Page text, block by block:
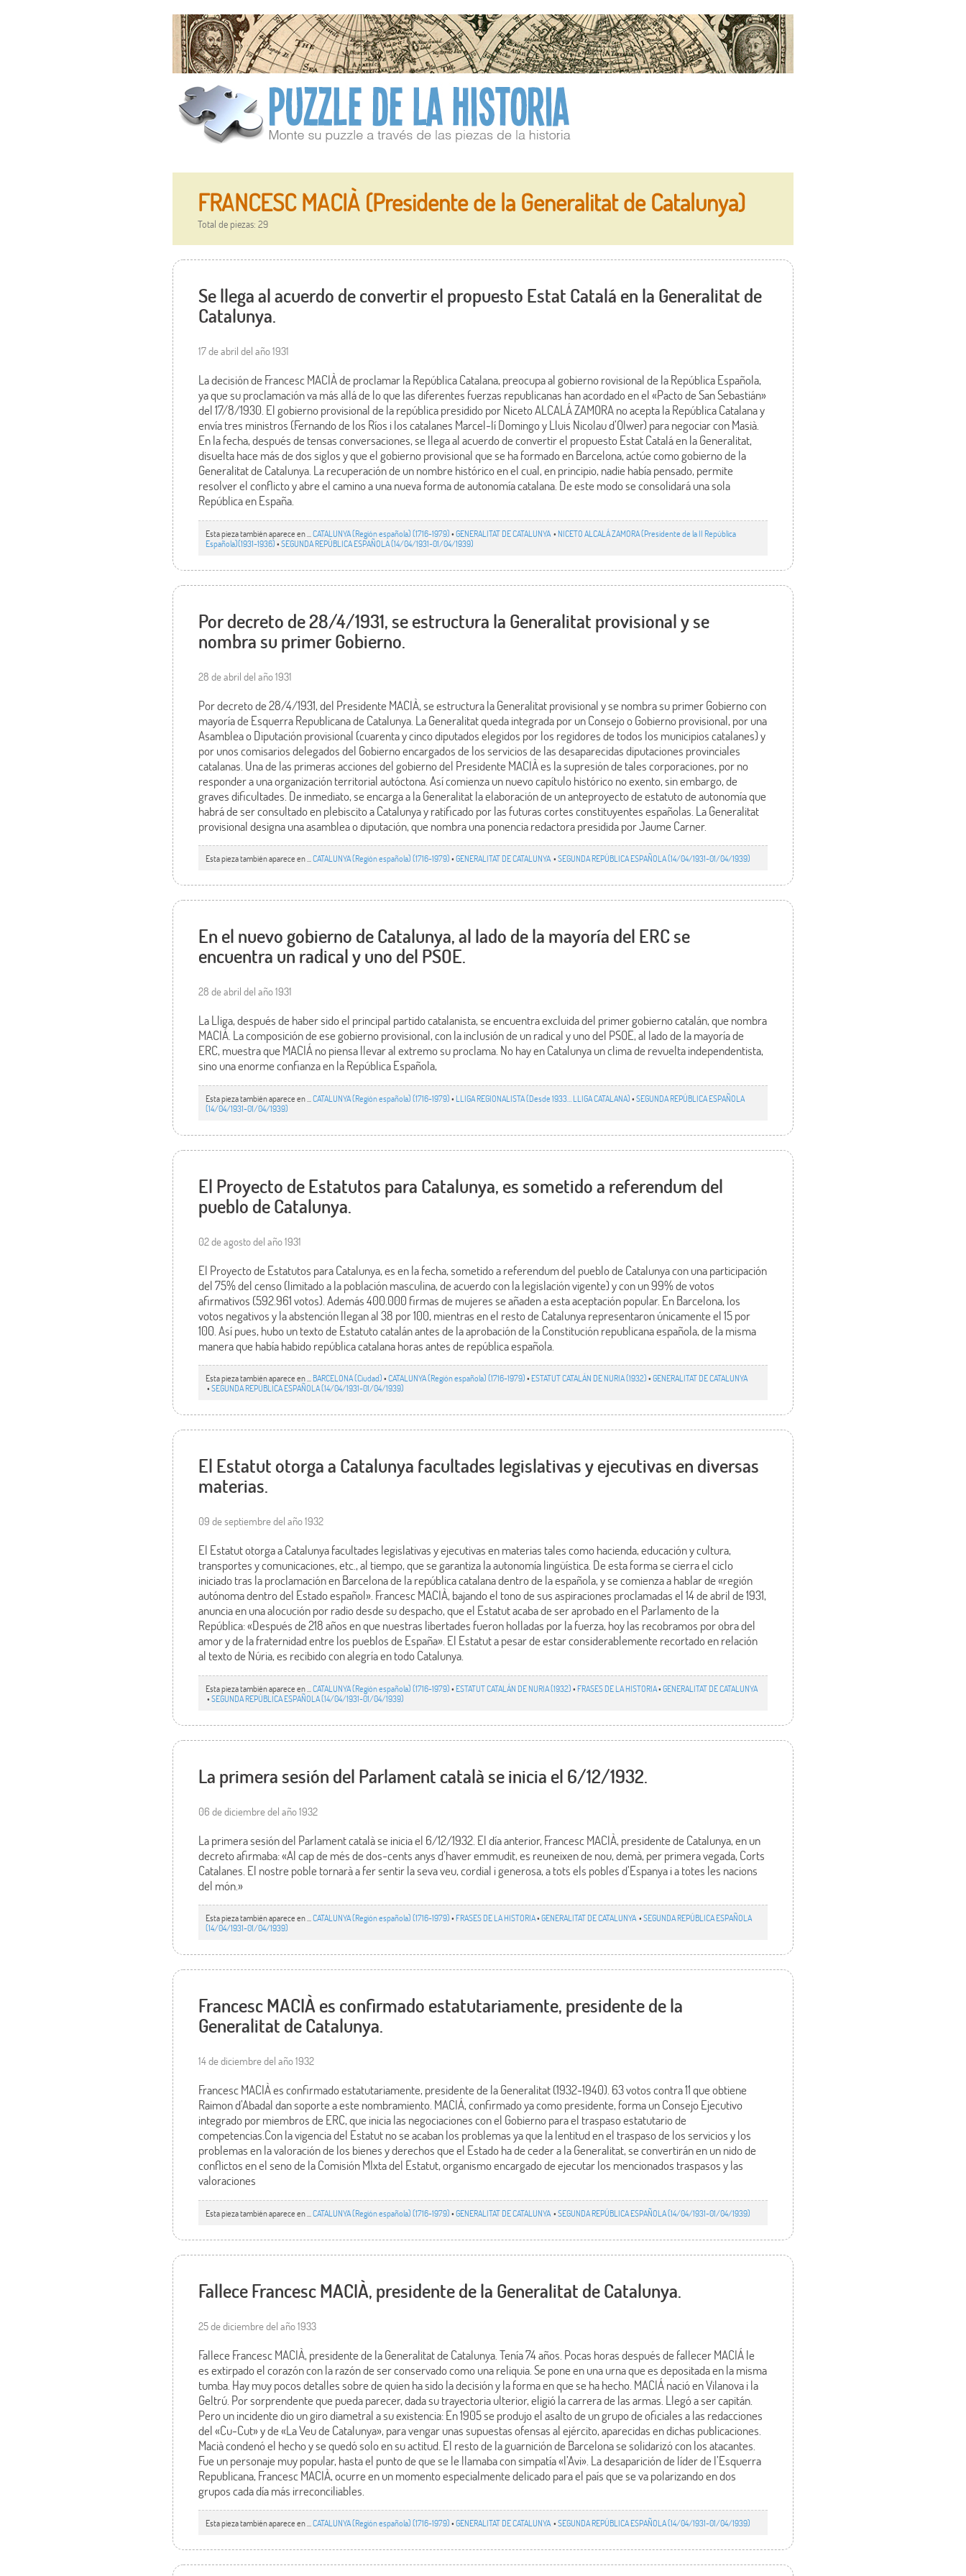
FRANCESC MACIÀ (Presidente de la Generalitat de Catalunya)
Total de piezas: 29
Se llega al acuerdo de convertir el propuesto Estat Catalá en la Generalitat de
Catalunya.
17 de abril del año 1931
La decisión de Francesc MACIÀ de proclamar la República Catalana, preocupa al gobierno rovisional de la República Española,
ya que su proclamación va más allá de lo que las diferentes fuerzas republicanas han acordado en el «Pacto de San Sebastián»
del 17/8/1930. El gobierno provisional de la república presidido por Niceto ALCALÁ ZAMORA no acepta la República Catalana y
envía tres ministros (Fernando de los Ríos i los catalanes Marcel-lí Domingo y Lluis Nicolau d’Olwer) para negociar con Masià.
En la fecha, después de tensas conversaciones, se llega al acuerdo de convertir el propuesto Estat Catalá en la Generalitat,
disuelta hace más de dos siglos y que el gobierno provisional que se ha formado en Barcelona, actúe como gobierno de la
Generalitat de Catalunya. La recuperación de un nombre histórico en el cual, en principio, nadie había pensado, permite
resolver el conflicto y abre el camino a una nueva forma de autonomía catalana. De este modo se consolidará una sola
República en España.
Esta pieza también aparece en ...CATALUNYA (Región española) (1716-1979)•GENERALITAT DE CATALUNYA • NICETO ALCALÁ ZAMORA (Presidente de la II República
Española)(1931-1936)•SEGUNDA REPÚBLICA ESPAÑOLA (14/04/1931-01/04/1939)
Por decreto de 28/4/1931, se estructura la Generalitat provisional y se
nombra su primer Gobierno.
28 de abril del año 1931
Por decreto de 28/4/1931, del Presidente MACIÀ, se estructura la Generalitat provisional y se nombra su primer Gobierno con
mayoría de Esquerra Republicana de Catalunya. La Generalitat queda integrada por un Consejo o Gobierno provisional, por una
Asamblea o Diputación provisional (cuarenta y cinco diputados elegidos por los regidores de todos los municipios catalanes) y
por unos comisarios delegados del Gobierno encargados de los servicios de las desaparecidas diputaciones provinciales
catalanas. Una de las primeras acciones del gobierno del Presidente MACIÀ es la supresión de tales corporaciones, por no
responder a una organización territorial autóctona. Así comienza un nuevo capítulo histórico no exento, sin embargo, de
graves dificultades. De inmediato, se encarga a la Generalitat la elaboración de un anteproyecto de estatuto de autonomía que
habrá de ser consultado en plebiscito a Catalunya y ratificado por las futuras cortes constituyentes españolas. La Generalitat
provisional designa una asamblea o diputación, que nombra una ponencia redactora presidida por Jaume Carner.
Esta pieza también aparece en ...CATALUNYA (Región española) (1716-1979)•GENERALITAT DE CATALUNYA•SEGUNDA REPÚBLICA ESPAÑOLA (14/04/1931-01/04/1939)
En el nuevo gobierno de Catalunya, al lado de la mayoría del ERC se
encuentra un radical y uno del PSOE.
28 de abril del año 1931
La Lliga, después de haber sido el principal partido catalanista, se encuentra excluida del primer gobierno catalán, que nombra
MACIÁ. La composición de ese gobierno provisional, con la inclusión de un radical y uno del PSOE, al lado de la mayoría de
ERC, muestra que MACIÁ no piensa llevar al extremo su proclama. No hay en Catalunya un clima de revuelta independentista,
sino una enorme confianza en la República Española,
Esta pieza también aparece en ...CATALUNYA (Región española) (1716-1979)• LLIGA REGIONALISTA (Desde 1933… LLIGA CATALANA)•SEGUNDA REPÚBLICA ESPAÑOLA
(14/04/1931-01/04/1939)
El Proyecto de Estatutos para Catalunya, es sometido a referendum del
pueblo de Catalunya.
02 de agosto del año 1931
El Proyecto de Estatutos para Catalunya, es en la fecha, sometido a referendum del pueblo de Catalunya con una participación
del 75% del censo (limitado a la población masculina, de acuerdo con la legislación vigente) y con un 99% de votos
afirmativos (592.961 votos). Además 400.000 firmas de mujeres se añaden a esta aceptación popular. En Barcelona, los
votos negativos y la abstención llegan al 38 por 100, mientras en el resto de Catalunya representaron únicamente el 15 por
100. Así pues, hubo un texto de Estatuto catalán antes de la aprobación de la Constitución republicana española, de la misma
manera que había habido república catalana horas antes de república española.
Esta pieza también aparece en ...BARCELONA (Ciudad)•CATALUNYA (Región española) (1716-1979)• ESTATUT CATALÁN DE NURIA (1932)•GENERALITAT DE CATALUNYA
•SEGUNDA REPÚBLICA ESPAÑOLA (14/04/1931-01/04/1939)
El Estatut otorga a Catalunya facultades legislativas y ejecutivas en diversas
materias.
09 de septiembre del año 1932
El Estatut otorga a Catalunya facultades legislativas y ejecutivas en materias tales como hacienda, educación y cultura,
transportes y comunicaciones, etc., al tiempo, que se garantiza la autonomía lingüística. De esta forma se cierra el ciclo
iniciado tras la proclamación en Barcelona de la república catalana dentro de la española, y se comienza a hablar de «región
autónoma dentro del Estado español». Francesc MACIÀ, bajando el tono de sus aspiraciones proclamadas el 14 de abril de 1931,
anuncia en una alocución por radio desde su despacho, que el Estatut acaba de ser aprobado en el Parlamento de la
República: «Después de 218 años en que nuestras libertades fueron holladas por la fuerza, hoy las recobramos por obra del
amor y de la fraternidad entre los pueblos de España». El Estatut a pesar de estar considerablemente recortado en relación
al texto de Núria, es recibido con alegría en todo Catalunya.
Esta pieza también aparece en ...CATALUNYA (Región española) (1716-1979)• ESTATUT CATALÁN DE NURIA (1932)• FRASES DE LA HISTORIA•GENERALITAT DE CATALUNYA
•SEGUNDA REPÚBLICA ESPAÑOLA (14/04/1931-01/04/1939)
La primera sesión del Parlament català se inicia el 6/12/1932.
06 de diciembre del año 1932
La primera sesión del Parlament català se inicia el 6/12/1932. El día anterior, Francesc MACIÀ, presidente de Catalunya, en un
decreto afirmaba: «Al cap de més de dos-cents anys d’haver emmudit, es reuneixen de nou, demà, per primera vegada, Corts
Catalanes. El nostre poble tornarà a fer sentir la seva veu, cordial i generosa, a tots els pobles d’Espanya i a totes les nacions
del món.»
Esta pieza también aparece en ...CATALUNYA (Región española) (1716-1979)• FRASES DE LA HISTORIA•GENERALITAT DE CATALUNYA•SEGUNDA REPÚBLICA ESPAÑOLA
(14/04/1931-01/04/1939)
Francesc MACIÀ es confirmado estatutariamente, presidente de la
Generalitat de Catalunya.
14 de diciembre del año 1932
Francesc MACIÀ es confirmado estatutariamente, presidente de la Generalitat (1932-1940). 63 votos contra 11 que obtiene
Raimon d’Abadal dan soporte a este nombramiento. MACIÁ, confirmado ya como presidente, forma un Consejo Ejecutivo
integrado por miembros de ERC, que inicia las negociaciones con el Gobierno para el traspaso estatutario de
competencias.Con la vigencia del Estatut no se acaban los problemas ya que la lentitud en el traspaso de los servicios y los
problemas en la valoración de los bienes y derechos que el Estado ha de ceder a la Generalitat, se convertirán en un nido de
conflictos en el seno de la Comisión MIxta del Estatut, organismo encargado de ejecutar los mencionados traspasos y las
valoraciones
Esta pieza también aparece en ...CATALUNYA (Región española) (1716-1979)•GENERALITAT DE CATALUNYA •SEGUNDA REPÚBLICA ESPAÑOLA (14/04/1931-01/04/1939)
Fallece Francesc MACIÀ, presidente de la Generalitat de Catalunya.
25 de diciembre del año 1933
Fallece Francesc MACIÀ, presidente de la Generalitat de Catalunya. Tenía 74 años. Pocas horas después de fallecer MACIÁ le
es extirpado el corazón con la razón de ser conservado como una reliquia. Se pone en una urna que es depositada en la misma
tumba. Hay muy pocos detalles sobre de quien ha sido la decisión y la forma en que se ha hecho. MACIÁ nació en Vilanova i la
Geltrú. Por sorprendente que pueda parecer, dada su trayectoria ulterior, eligió la carrera de las armas. Llegó a ser capitán.
Pero un incidente dio un giro diametral a su existencia: En 1905 se produjo el asalto de un grupo de oficiales a las redacciones
del «Cu-Cut» y de «La Veu de Catalunya», para vengar unas supuestas ofensas al ejército, aparecidas en dichas publicaciones.
Macià condenó el hecho y se quedó solo en su actitud. El resto de la guarnición de Barcelona se solidarizó con los atacantes.
Fue un personaje muy popular, hasta el punto de que se le llamaba con simpatía «l’Avi». La desaparición de líder de l’Esquerra
Republicana, Francesc MACIÀ, ocurre en un momento especialmente delicado para el país que se va polarizando en dos
grupos cada día más irreconciliables.
Esta pieza también aparece en ...CATALUNYA (Región española) (1716-1979)•GENERALITAT DE CATALUNYA•SEGUNDA REPÚBLICA ESPAÑOLA (14/04/1931-01/04/1939)